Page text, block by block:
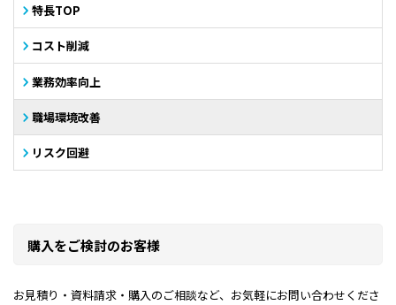
特長TOP
コスト削減
業務効率向上
職場環境改善
リスク回避
購入をご検討のお客様
お見積り・資料請求・購入のご相談など、お気軽にお問い合わせくださ